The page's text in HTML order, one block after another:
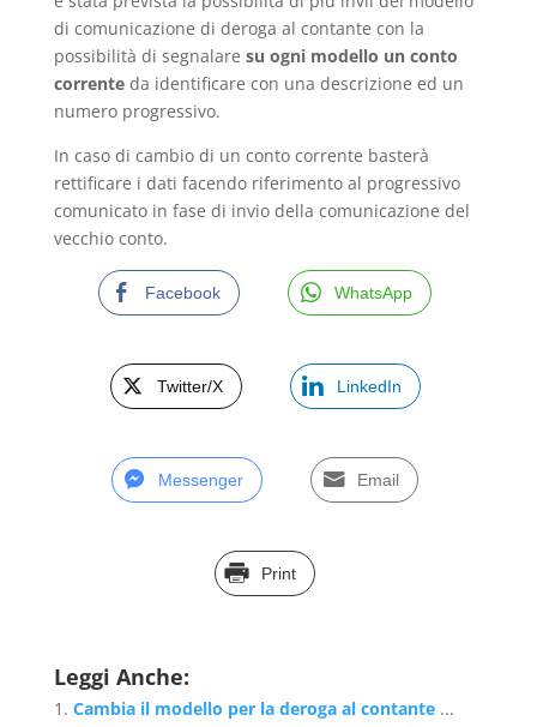
di comunicazione di deroga al contante con la
possibilità di segnalare su ogni modello un conto
corrente da identificare con una descrizione ed un
numero progressivo.
In caso di cambio di un conto corrente basterà
rettificare i dati facendo riferimento al progressivo
comunicato in fase di invio della comunicazione del
vecchio conto.
Facebook WhatsApp
Twitter/X LinkedIn
Messenger Email
Print
Leggi Anche:
Cambia il modello per la deroga al contante ...